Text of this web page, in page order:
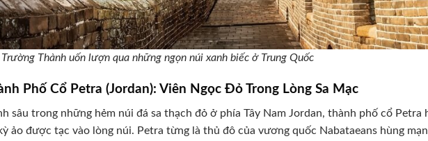
Trường Thành uốn lượn qua những ngọn núi xanh biếc ở Trung Quốc
Phố Cổ Petra (Jordan): Viên Ngọc Đỏ Trong Lòng Sa Mạc
sâu trong những hẻm núi đá sa thạch đỏ ở phía Tây Nam Jordan, thành phố cổ Petra
ảo được tạc vào lòng núi. Petra từng là thủ đô của vương quốc Nabataeans hùng